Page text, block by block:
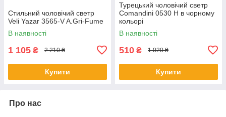
Стильний чоловічий светр
Veli Yazar 3565-V A.Gri-Fume
В наявності
1 105 ₴ 2 210 ₴
Купити
Турецький чоловічий светр
Comandini 0530 Н в чорному
кольорі
В наявності
510 ₴ 1 020 ₴
Купити
Про нас